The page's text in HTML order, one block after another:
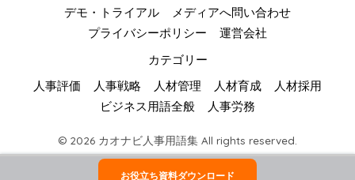
デモ・トライアル
メディアへ問い合わせ
プライバシーポリシー
運営会社
カテゴリー
人事評価 人事戦略 人材管理 人材育成
人材採用
ビジネス用語全般
人事労務
© 2026 カオナビ人事用語集 All rights reserved.
お役立ち資料ダウンロード